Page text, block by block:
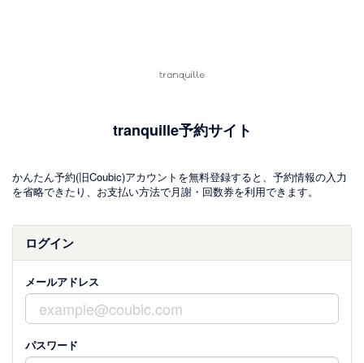
tranquille予約サイト
かんたん予約(旧Coubic)アカウントを無料登録すると、予約情報の入力
を省略できたり、お支払い方法で月謝・回数券を利用できます。
ログイン
メールアドレス
パスワード